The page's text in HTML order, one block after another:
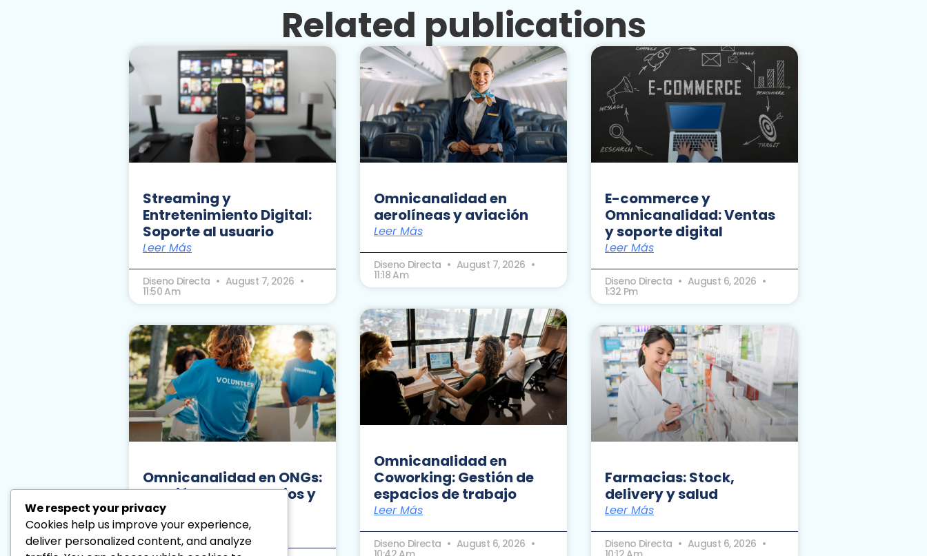
Related publications
Streaming y
Entretenimiento Digital:
Soporte al usuario
Leer Más
Diseno Directa August 7, 2026
11:50 Am
Omnicanalidad en
aerolíneas y aviación
Leer Más
Diseno Directa August 7, 2026
11:18 Am
E-commerce y
Omnicanalidad: Ventas
y soporte digital
Leer Más
Diseno Directa August 6, 2026
1:32 Pm
Omnicanalidad en ONGs:
Gestión de voluntarios y
donaciones
Leer Más
Omnicanalidad en
Coworking: Gestión de
espacios de trabajo
Leer Más
Diseno Directa August 6, 2026
Farmacias: Stock,
delivery y salud
Leer Más
Diseno Directa August 6, 2026
We respect your privacy
Cookies help us improve your experience,
deliver personalized content, and analyze